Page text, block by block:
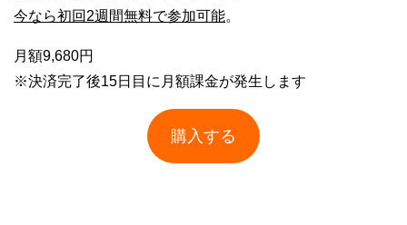
今なら初回2週間無料で参加可能。
月額9,680円
※決済完了後15日目に月額課金が発生します
購入する